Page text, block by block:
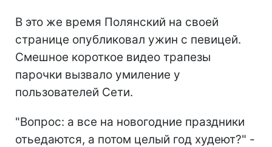
В это же время Полянский на своей
странице опубликовал ужин с певицей.
Смешное короткое видео трапезы
парочки вызвало умиление у
пользователей Сети.
"Вопрос: а все на новогодние праздники
отьедаются, а потом целый год худеют?" -